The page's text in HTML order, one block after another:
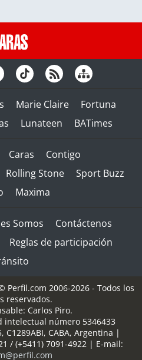
Marie Claire
Fortuna
Lunateen BATimes
Caras
Contigo
Rolling Stone
Sport Buzz
Maxima
Somos
Contáctenos
Reglas de participación
Perfil.com 2006-2026 - Todos los
reservados.
Carlos Piro.
intelectual número 5346433
, C1289ABI, CABA, Argentina |
/ (+5411) 7091-4922| E-mail: